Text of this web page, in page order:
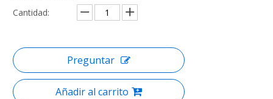
Cantidad:
Preguntar
Añadir al carrito